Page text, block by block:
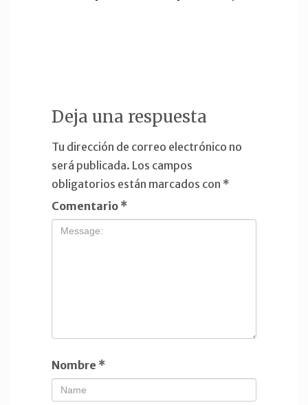
Deja una respuesta
Tu dirección de correo electrónico no
será publicada. Los campos
obligatorios están marcados con *
Comentario *
Nombre *